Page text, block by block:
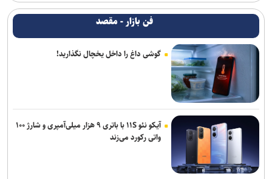
فن بازار - مقصد
گوشی داغ را داخل یخچال نگذارید!
آیکو نئو ۱۱S با باتری ۹ هزار میلی‌آمپری و شارژ ۱۰۰
واتی رکورد می‌زند